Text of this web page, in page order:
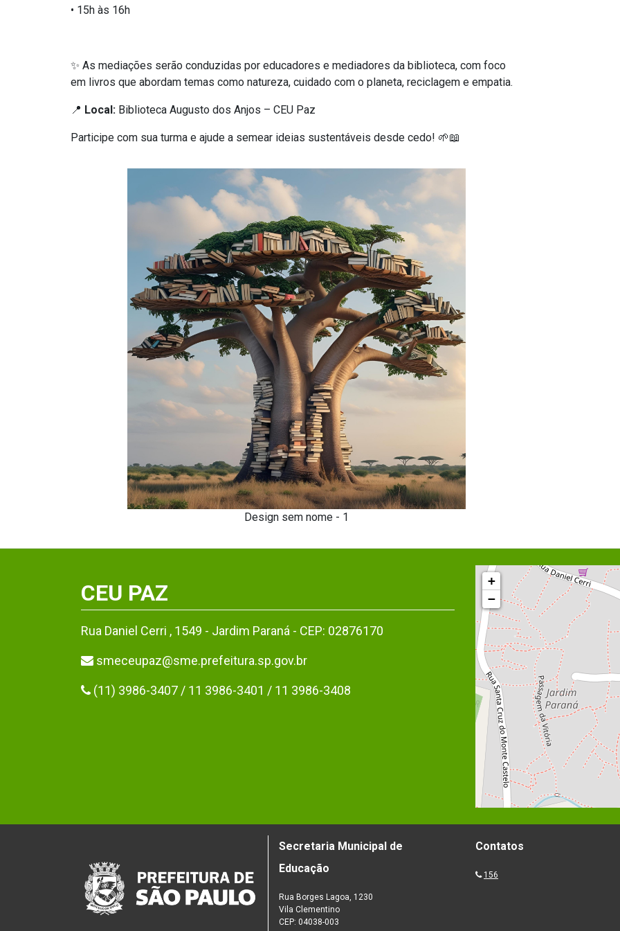
• 15h às 16h
✨ As mediações serão conduzidas por educadores e mediadores da biblioteca, com foco
em livros que abordam temas como natureza, cuidado com o planeta, reciclagem e empatia.
📍 Local: Biblioteca Augusto dos Anjos – CEU Paz
Participe com sua turma e ajude a semear ideias sustentáveis desde cedo! 🌱📖
Design sem nome - 1
CEU PAZ
Rua Daniel Cerri , 1549 - Jardim Paraná - CEP: 02876170
smeceupaz@sme.prefeitura.sp.gov.br
(11) 3986-3407 / 11 3986-3401 / 11 3986-3408
+
−
Secretaria Municipal de
Educação
Rua Borges Lagoa, 1230
Vila Clementino
CEP: 04038-003
Contatos
156